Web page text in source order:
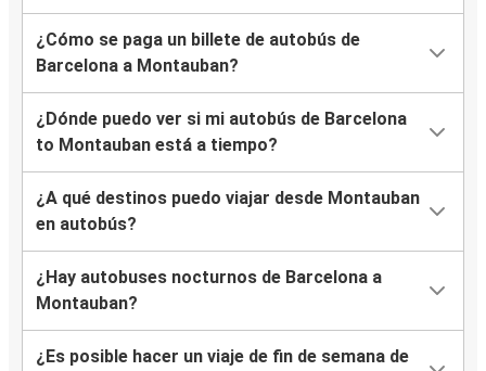
¿Cómo se paga un billete de autobús de
Barcelona a Montauban?
¿Dónde puedo ver si mi autobús de Barcelona
to Montauban está a tiempo?
¿A qué destinos puedo viajar desde Montauban
en autobús?
¿Hay autobuses nocturnos de Barcelona a
Montauban?
¿Es posible hacer un viaje de fin de semana de